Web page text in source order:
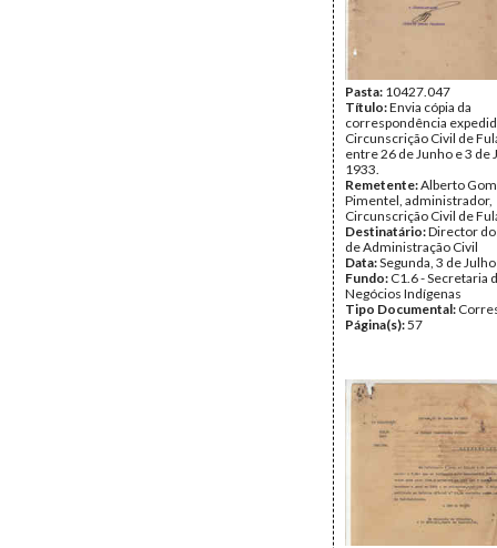
Pasta: 10427.047
Título:Envia cópia da
correspondência
Circunscrição Civil de
entre 26 de Junho e 3 de
1933.
Remetente:Alberto
Pimentel, administrador,
Circunscrição Civil de
Destinatário:Director
de Administração Civil
Data:Segunda, 3 de
Fundo: C1.6 - Secretaria
Negócios Indígenas
Tipo Documental:
Página(s):57